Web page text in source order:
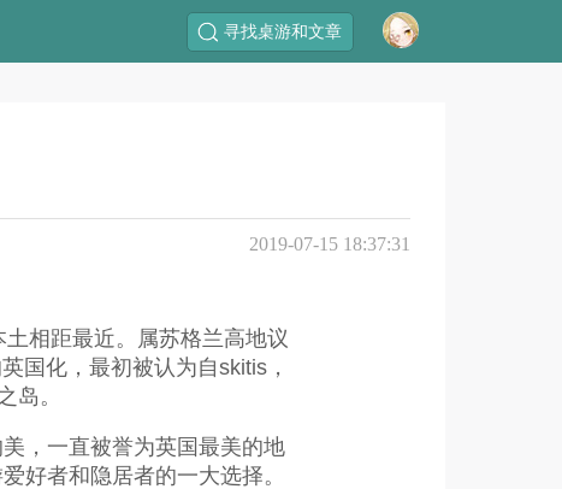
寻找桌游和文章
2019-07-15 18:37:31
相距最近。属苏格兰高地议
国化，最初被认为自skitis，
岛。
，一直被誉为英国最美的地
好者和隐居者的一大选择。